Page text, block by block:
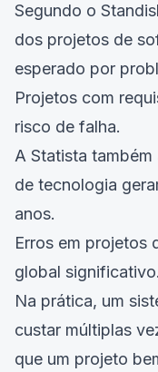
Segundo o
dos projetos de
esperado por
Projetos com
risco de falha.
A Statista
de tecnologia
anos.
Erros em projetos
global significativo.
Na prática, um
custar múltiplas
que um projeto